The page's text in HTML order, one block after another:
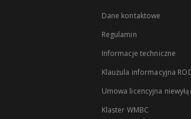
Dane kontaktowe
Regulamin
Informacje techniczne
Klauzula informacyjna
Umowa licencyjna
Klaster WMBC